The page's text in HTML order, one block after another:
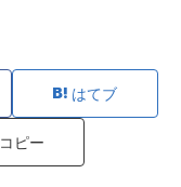
はてブ
コピー